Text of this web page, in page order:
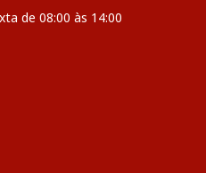
de 08:00 às 14:00